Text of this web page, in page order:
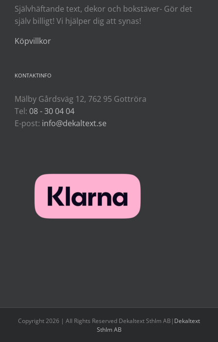
Självhäftande text, dekor och bokstäver- Gör det
själv billigt! Vi hjälper dig att synas!
Köpvillkor
KONTAKTINFO
Mälby Gårdsväg 12, 762 95 Gottröra
Tel: 08 - 30 04 04
E-post: info@dekaltext.se
Copyright 2026 | All Rights Reserved Dekaltext Sthlm AB| Dekaltext
Sthlm AB